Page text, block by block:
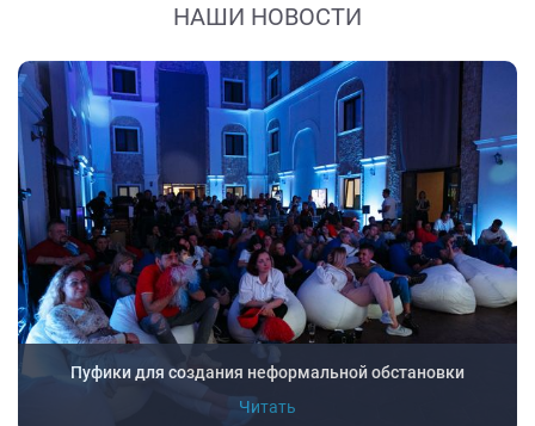
НАШИ НОВОСТИ
Пуфики для создания неформальной обстановки
Читать